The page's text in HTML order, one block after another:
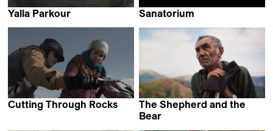
Yalla Parkour
Sanatorium
Cutting Through Rocks
The Shepherd and the
Bear